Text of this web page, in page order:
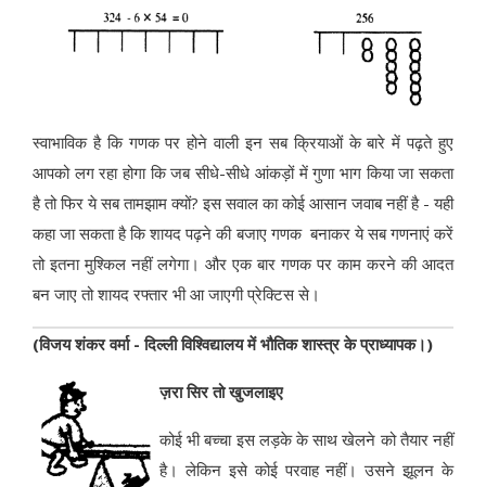
स्वाभाविक है कि गणक पर होने वाली इन सब क्रियाओं के बारे में पढ़ते हुए
आपको लग रहा होगा कि जब सीधे-सीधे आंकड़ों में गुणा भाग किया जा सकता
है तो फिर ये सब तामझाम क्यों? इस सवाल का कोई आसान जवाब नहीं है - यही
कहा जा सकता है कि शायद पढ़ने की बजाए गणक बनाकर ये सब गणनाएं करें
तो इतना मुश्किल नहीं लगेगा। और एक बार गणक पर काम करने की आदत
बन जाए तो शायद रफ्तार भी आ जाएगी प्रेक्टिस से।
(विजय शंकर वर्मा - दिल्ली विश्विद्यालय में भौतिक शास्त्र के प्राध्यापक।)
ज़रा सिर तो खुजलाइए
कोई भी बच्चा इस लड़के के साथ खेलने को तैयार नहीं
है। लेकिन इसे कोई परवाह नहीं। उसने झूलन के